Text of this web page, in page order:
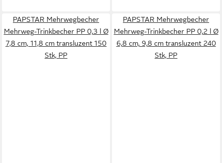
PAPSTAR Mehrwegbecher
Mehrweg-Trinkbecher PP 0,3 l Ø
7,8 cm, 11,8 cm transluzent 150
Stk, PP
PAPSTAR Mehrwegbecher
Mehrweg-Trinkbecher PP 0,2 l Ø
6,8 cm, 9,8 cm transluzent 240
Stk, PP